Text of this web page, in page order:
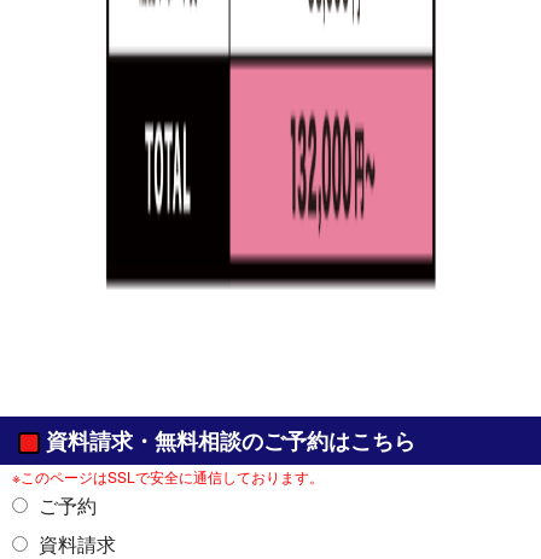
資料請求・無料相談のご予約はこちら
※このページはSSLで安全に通信しております。
ご予約
資料請求